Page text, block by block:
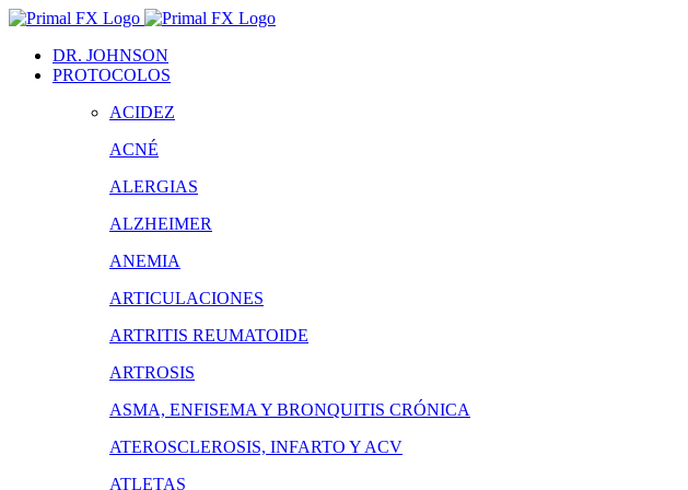
Saltar
contenidoDR. JOHNSON
PROTOCOLOS
ACIDEZ
ACNÉ
ALERGIAS
ALZHEIMER
ANEMIA
ARTICULACIONES
ARTRITIS REUMATOIDE
ARTROSIS
ASMA, ENFISEMA Y BRONQUITIS CRÓNICA
ATEROSCLEROSIS, INFARTO Y ACV
ATLETAS